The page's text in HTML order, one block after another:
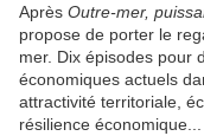
Après Outre-mer,
propose de porter le
mer. Dix épisodes pour
économiques actuels
attractivité territoriale,
résilience économique...